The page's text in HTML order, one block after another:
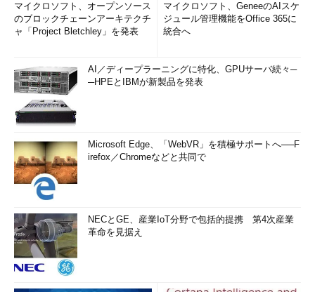
CREATE SEQUENCE 順序名
[START WITH 開始番号] [INCREMENT BY 増分値]
[MINVALUE 最小値 | NOMINVALUE] [MAXVALUE 最大値 | NOMAXVALUE]
INCREMENT BY ：増分値。デフォルトは1。負の値を指定
すると降順になる
MINVALUE
MAXVALUEの値
NOMINVALUE：デフォルト。昇順の場合は1、降順の場合
は-10^26
MAXVALUE
整数
NOMAXVALUE：デフォルト。昇順の場合は10^27、降順
の場合は-1
CACHE：メモリ上に事前にキャッシュしておく数。デフォ
ルトは20
マイクロソフト、オープンソース
のブロックチェーンアーキテクチ
ャ「Project Bletchley」を発表
マイクロソフト、GeneeのAIスケ
ジュール管理機能をOffice 365に
統合へ
AI／ディープラーニングに特化、GPUサーバ続々─
─HPEとIBMが新製品を発表
Microsoft Edge、「WebVR」を積極サポートへ──F
irefox／Chromeなどと共同で
NECとGE、産業IoT分野で包括的提携 第4次産業
革命を見据え